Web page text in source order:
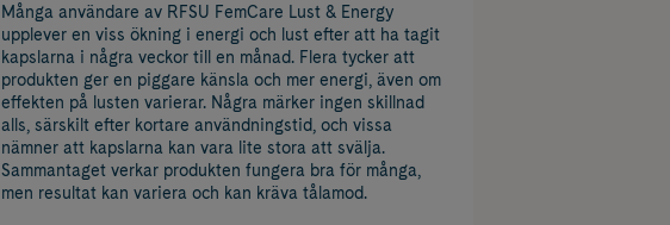
Många användare av RFSU FemCare Lust & Energy
upplever en viss ökning i energi och lust efter att ha tagit
kapslarna i några veckor till en månad. Flera tycker att
produkten ger en piggare känsla och mer energi, även om
effekten på lusten varierar. Några märker ingen skillnad
alls, särskilt efter kortare användningstid, och vissa
nämner att kapslarna kan vara lite stora att svälja.
Sammantaget verkar produkten fungera bra för många,
men resultat kan variera och kan kräva tålamod.